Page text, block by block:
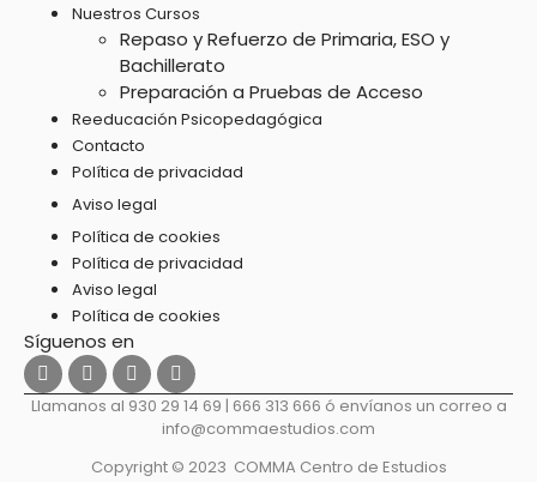
Nuestros Cursos
Repaso y Refuerzo de Primaria, ESO y
Bachillerato
Preparación a Pruebas de Acceso
Reeducación Psicopedagógica
Contacto
Política de privacidad
Aviso legal
Política de cookies
Política de privacidad
Aviso legal
Política de cookies
Llamanos al 930 29 14 69 | 666 313 666 ó envíanos un correo a
info@commaestudios.com
Copyright © 2023 COMMA Centro de Estudios